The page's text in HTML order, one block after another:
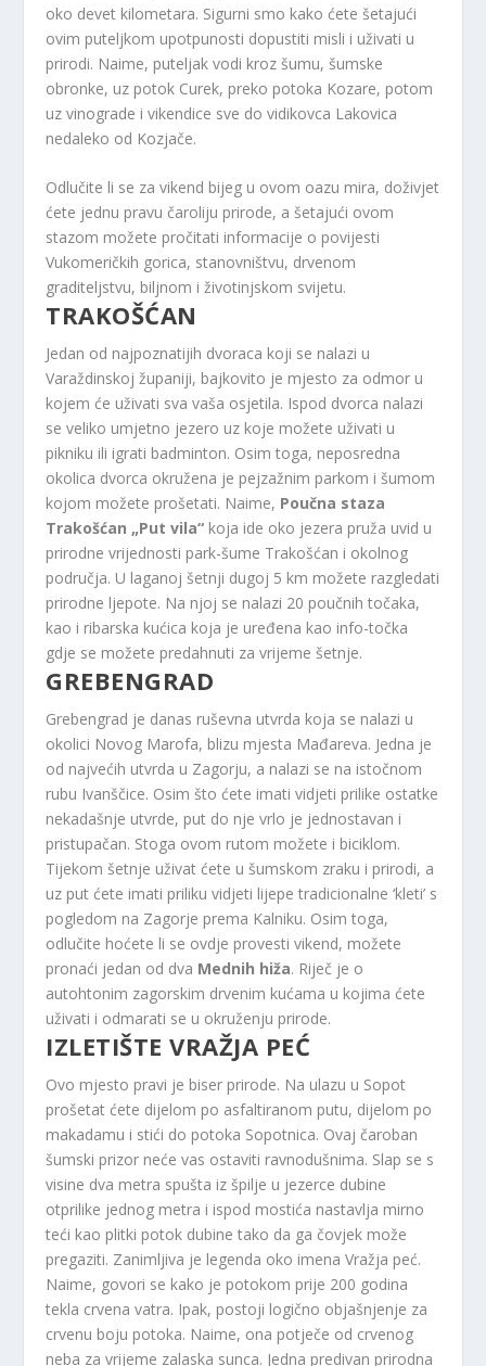
oko devet kilometara. Sigurni smo kako ćete šetajući
ovim puteljkom upotpunosti dopustiti misli i uživati ​​u
prirodi. Naime, puteljak vodi kroz šumu, šumske
obronke, uz potok Curek, preko potoka Kozare, potom
uz vinograde i vikendice sve do vidikovca Lakovica
nedaleko od Kozjače.
Odlučite li se za vikend bijeg u ovom oazu mira, doživjet
ćete jednu pravu čaroliju prirode, a šetajući ovom
stazom možete pročitati informacije o povijesti
Vukomeričkih gorica, stanovništvu, drvenom
graditeljstvu, biljnom i životinjskom svijetu.
TRAKOŠĆAN
Jedan od najpoznatijih dvoraca koji se nalazi u
Varaždinskoj županiji, bajkovito je mjesto za odmor u
kojem će uživati ​​sva vaša osjetila. Ispod dvorca nalazi
se veliko umjetno jezero uz koje možete uživati ​​u
pikniku ili igrati badminton. Osim toga, neposredna
okolica dvorca okružena je pejzažnim parkom i šumom
kojom možete prošetati. Naime, Poučna staza
Trakošćan „Put vila“ koja ide oko jezera pruža uvid u
prirodne vrijednosti park-šume Trakošćan i okolnog
područja. U laganoj šetnji dugoj 5 km možete razgledati
prirodne ljepote. Na njoj se nalazi 20 poučnih točaka,
kao i ribarska kućica koja je uređena kao info-točka
gdje se možete predahnuti za vrijeme šetnje.
GREBENGRAD
Grebengrad je danas ruševna utvrda koja se nalazi u
okolici Novog Marofa, blizu mjesta Mađareva. Jedna je
od najvećih utvrda u Zagorju, a nalazi se na istočnom
rubu Ivanščice. Osim što ćete imati vidjeti prilike ostatke
nekadašnje utvrde, put do nje vrlo je jednostavan i
pristupačan. Stoga ovom rutom možete i biciklom.
Tijekom šetnje uživat ćete u šumskom zraku i prirodi, a
uz put ćete imati priliku vidjeti lijepe tradicionalne ‘kleti’ s
pogledom na Zagorje prema Kalniku. Osim toga,
odlučite hoćete li se ovdje provesti vikend, možete
pronaći jedan od dva Mednih hiža. Riječ je o
autohtonim zagorskim drvenim kućama u kojima ćete
uživati ​​i odmarati se u okruženju prirode.
IZLETIŠTE VRAŽJA PEĆ
Ovo mjesto pravi je biser prirode. Na ulazu u Sopot
prošetat ćete dijelom po asfaltiranom putu, dijelom po
makadamu i stići do potoka Sopotnica. Ovaj čaroban
šumski prizor neće vas ostaviti ravnodušnima. Slap se s
visine dva metra spušta iz špilje u jezerce dubine
otprilike jednog metra i ispod mostića nastavlja mirno
teći kao plitki potok dubine tako da ga čovjek može
pregaziti. Zanimljiva je legenda oko imena Vražja peć.
Naime, govori se kako je potokom prije 200 godina
tekla crvena vatra. Ipak, postoji logično objašnjenje za
crvenu boju potoka. Naime, ona potječe od crvenog
neba za vrijeme zalaska sunca. Jedna predivan prirodna